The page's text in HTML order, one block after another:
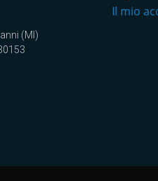
(MI)
Il mio